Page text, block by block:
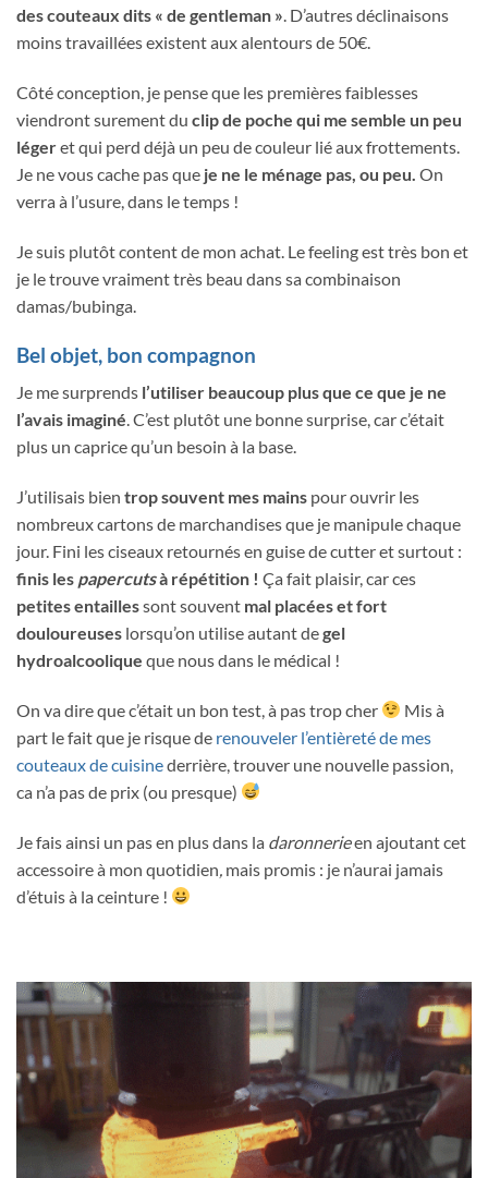
des couteaux dits « de gentleman ». D’autres déclinaisons
moins travaillées existent aux alentours de 50€.
Côté conception, je pense que les premières faiblesses
viendront surement du clip de poche qui me semble un peu
légeret qui perd déjà un peu de couleur lié aux frottements.
Je ne vous cache pas que je ne le ménage pas, ou peu. On
verra à l’usure, dans le temps !
Je suis plutôt content de mon achat. Le feeling est très bon et
je le trouve vraiment très beau dans sa combinaison
damas/bubinga.
Bel objet, bon compagnon
Je me surprends l’utiliser beaucoup plus que ce que je ne
l’avais imaginé. C’est plutôt une bonne surprise, car c’était
plus un caprice qu’un besoin à la base.
J’utilisais bien trop souvent mes mains pour ouvrir les
nombreux cartons de marchandises que je manipule chaque
jour. Fini les ciseaux retournés en guise de cutter et surtout :
finis les papercutsà répétition ! Ça fait plaisir, car ces
petites entaillessont souvent mal placées et fort
douloureuses lorsqu’on utilise autant degel
hydroalcoolique que nous dans le médical !
On va dire que c’était un bon test, à pas trop cher
Mis à
part le fait que je risque de renouveler l’entièreté de mes
couteaux de cuisinederrière, trouver une nouvelle passion,
ca n’a pas de prix (ou presque)
Je fais ainsi un pas en plus dans la daronnerieen ajoutant cet
accessoire à mon quotidien mais promis : je n’aurai jamais
d’étuis à la ceinture !